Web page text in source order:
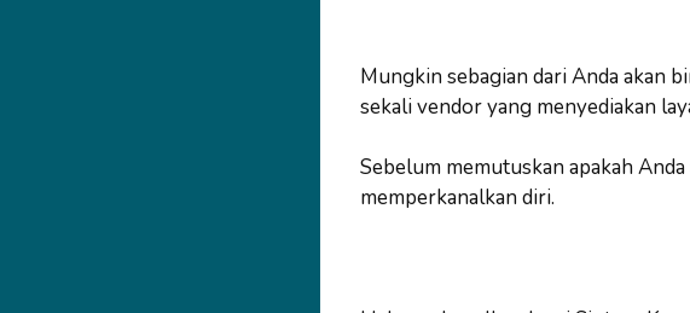
Mungkin sebagian dari Anda akan
sekali vendor yang menyediakan
Sebelum memutuskan apakah
memperkanalkan diri.